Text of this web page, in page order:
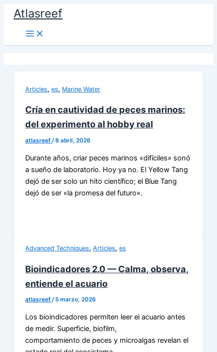
contenido
Atlasreef
Articles,es, Marine Water
Cría en cautividad de peces marinos:
del experimento al hobby real
atlasreef/8 abril, 2026
Durante años, criar peces marinos «difíciles» sonó
a sueño de laboratorio. Hoy ya no. El Yellow Tang
dejó de ser solo un hito científico; el Blue Tang
dejó de ser «la promesa del futuro».
Advanced Techniques,Articles,es
Bioindicadores 2.0 — Calma, observa,
entiende el acuario
atlasreef/ 5 marzo, 2026
Los bioindicadores permiten leer el acuario antes
de medir. Superficie, biofilm,
comportamiento de peces y microalgas revelan el